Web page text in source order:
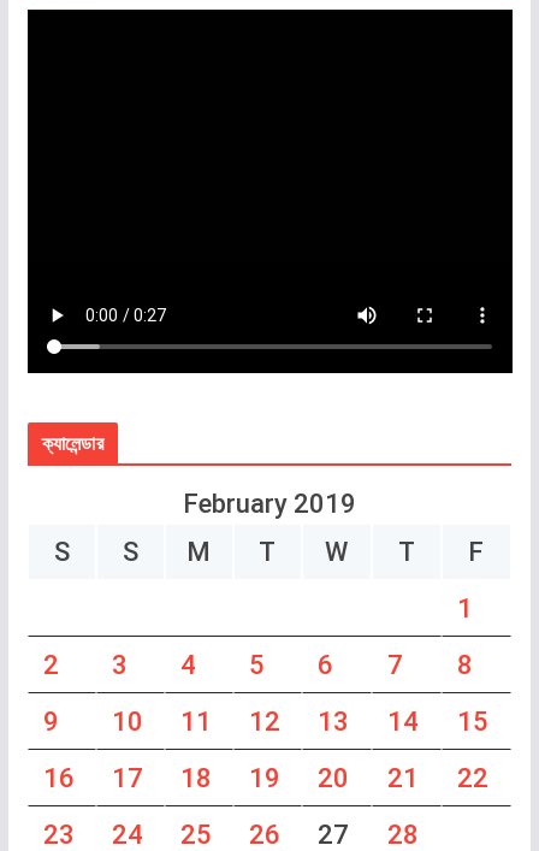
ক্যালেন্ডার
February 2019
S
S M T W T
F
1
2
3 4 5 6 7
8
9
10 11 12 13 14
15
16
17 18 19 20 21
22
23
24 25 26 27 28